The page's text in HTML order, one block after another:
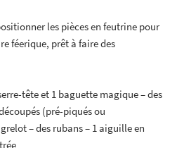
les pièces en feutrine pour
féerique, prêt à faire des
tête et 1 baguette magique – des
(pré-piqués ou
– des rubans – 1 aiguille en